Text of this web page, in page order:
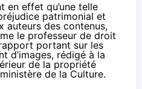
en effet qu’une telle
patrimonial et
auteurs des contenus,
le professeur de droit
portant sur les
d’images, rédigé à la
de la propriété
de la Culture.